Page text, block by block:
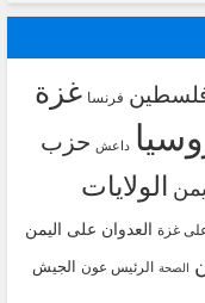
فرنسا غزة
داعش حزب
الولايات
على غزة العدوان على اليمن
الصحة الرئيس عون
الجيش